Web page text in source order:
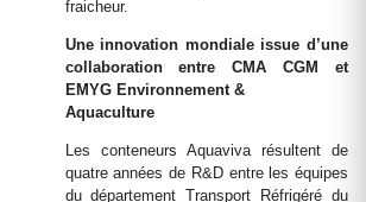
fraicheur.
Une innovation mondiale issue d’une
collaboration entre CMA CGM et
EMYG Environnement &
Aquaculture
Les conteneurs Aquaviva résultent de
quatre années de R&D entre les équipes
du département Transport Réfrigéré du